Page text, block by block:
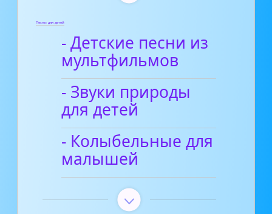
Песни для детей
- Детские песни из
мультфильмов
- Звуки природы
для детей
- Колыбельные для
малышей